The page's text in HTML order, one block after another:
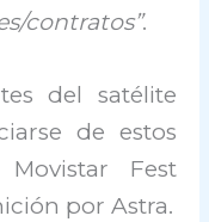
contratos”.
del satélite
de estos
Fest
por Astra.